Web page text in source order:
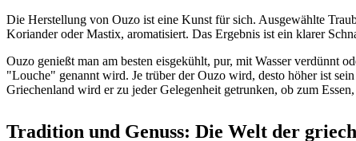
Die Herstellung von Ouzo ist eine Kunst für sich. Ausgewählte
Koriander oder Mastix, aromatisiert. Das Ergebnis ist ein klarer
Ouzo genießt man am besten eisgekühlt, pur, mit Wasser verdünnt
"Louche" genannt wird. Je trüber der Ouzo wird, desto höher ist
Griechenland wird er zu jeder Gelegenheit getrunken, ob zum
Tradition und Genuss: Die Welt der